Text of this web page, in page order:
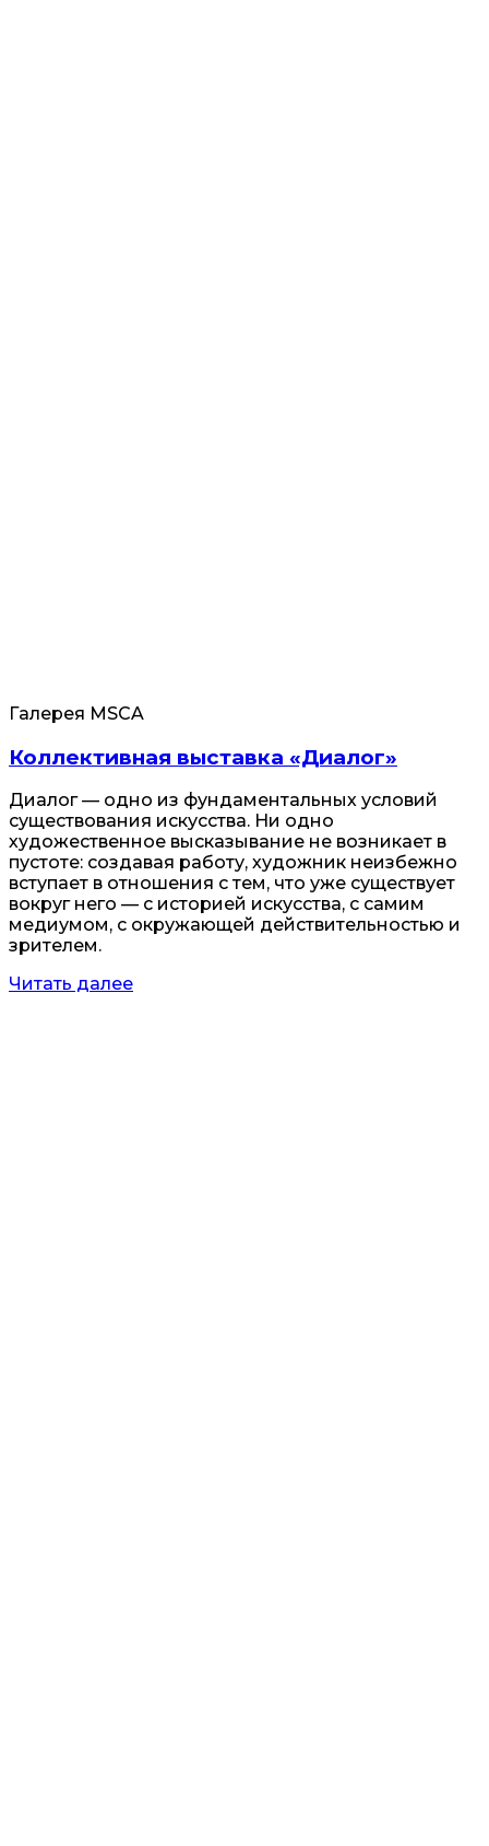
Галерея MSCA
Коллективная выставка «Диалог»
Диалог — одно из фундаментальных условий
существования искусства. Ни одно
художественное высказывание не возникает в
пустоте: создавая работу, художник неизбежно
вступает в отношения с тем, что уже существует
вокруг него — с историей искусства, с самим
медиумом, с окружающей действительностью и
зрителем.
Читать далее